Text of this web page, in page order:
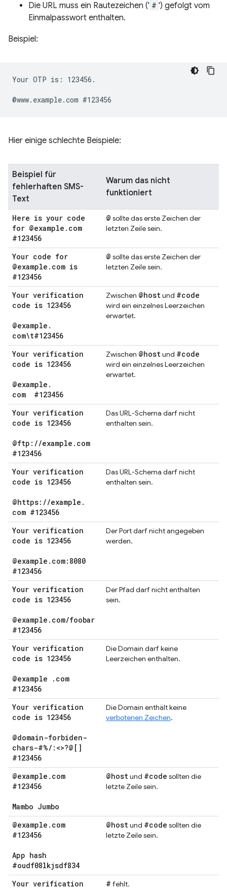
Die URL muss ein Rautezeichen (' # ') gefolgt vom
Einmalpasswort enthalten.
Beispiel:
Your OTP is: 123456.
Hier einige schlechte Beispiele:
Beispiel für
fehlerhaften SMS-
Text
Warum das nicht
funktioniert
Here is your code
for @example . com
#123456
@ sollte das erste Zeichen der
letzten Zeile sein.
Your code for
@example . com is
#123456
@ sollte das erste Zeichen der
letzten Zeile sein.
Your verification
code is 123456
@example .
com\t#123456
Zwischen @hostund #code
wird ein einzelnes Leerzeichen
erwartet.
Your verification
code is 123456
@example .
com
#123456
Zwischen @hostund #code
wird ein einzelnes Leerzeichen
erwartet.
Your verification
code is 123456
@ftp: //example . com
#123456
Das URL-Schema darf nicht
enthalten sein.
Your verification
code is 123456
@https: //example .
com #123456
Das URL-Schema darf nicht
enthalten sein.
Your verification
code is 123456
@example . com:8080
#123456
Der Port darf nicht angegeben
werden.
Your verification
code is 123456
@example . com/foobar
#123456
Der Pfad darf nicht enthalten
sein.
Your verification
code is 123456
@example . com
#123456
Die Domain darf keine
Leerzeichen enthalten.
Your verification
code is 123456
@domain-forbiden-
chars-#%/ :<>?@[]
#123456
Die Domain enthält keine
verbotenen Zeichen.
@example . com
#123456
Mambo Jumbo
@hostund #code sollten die
letzte Zeile sein.
@example . com
#123456
App hash
#oudf08lkjsdf834
@hostund #code sollten die
letzte Zeile sein.
Your verification
# fehlt.